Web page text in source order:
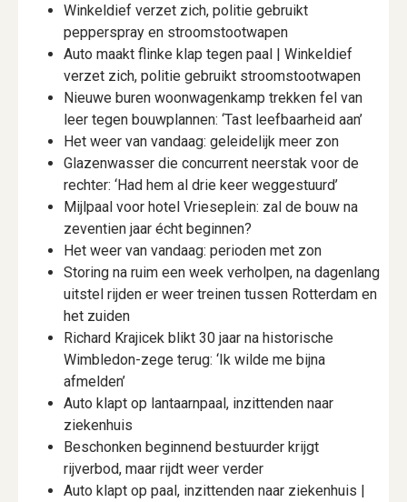
Winkeldief verzet zich, politie gebruikt
pepperspray en stroomstootwapen
Auto maakt flinke klap tegen paal | Winkeldief
verzet zich, politie gebruikt stroomstootwapen
Nieuwe buren woonwagenkamp trekken fel van
leer tegen bouwplannen: ‘Tast leefbaarheid aan’
Het weer van vandaag: geleidelijk meer zon
Glazenwasser die concurrent neerstak voor de
rechter: ‘Had hem al drie keer weggestuurd’
Mijlpaal voor hotel Vrieseplein: zal de bouw na
zeventien jaar écht beginnen?
Het weer van vandaag: perioden met zon
Storing na ruim een week verholpen, na dagenlang
uitstel rijden er weer treinen tussen Rotterdam en
het zuiden
Richard Krajicek blikt 30 jaar na historische
Wimbledon-zege terug: ‘Ik wilde me bijna
afmelden’
Auto klapt op lantaarnpaal, inzittenden naar
ziekenhuis
Beschonken beginnend bestuurder krijgt
rijverbod, maar rijdt weer verder
Auto klapt op paal, inzittenden naar ziekenhuis |